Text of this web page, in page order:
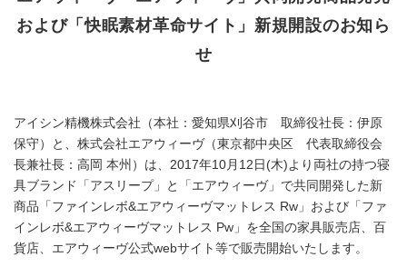
および「快眠素材革命サイト」新規開設のお知ら
せ
アイシン精機株式会社（本社：愛知県刈谷市 取締役社長：伊原
保守）と、株式会社エアウィーヴ（東京都中央区 代表取締役会
長兼社長：高岡 本州）は、2017年10月12日(木)より両社の持つ寝
具ブランド「アスリープ」と「エアウィーヴ」で共同開発した新
商品「ファインレボ&エアウィーヴマットレス Rw」および「ファ
インレボ&エアウィーヴマットレス Pw」を全国の家具販売店、百
貨店、エアウィーヴ公式webサイト等で販売開始いたします。